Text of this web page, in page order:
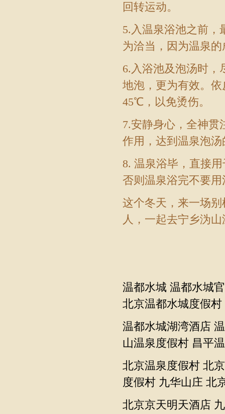
回转运动。
5.入温泉浴池之前，
为洽当，因为温泉
6.入浴池及泡汤时，
地泡，更为有效。
45℃，以免烫伤。
7.安静身心，全神贯
作用，达到温泉泡
8. 温泉浴毕，直接
否则温泉浴完不要
这个冬天，来一场
人，一起去宁乡沩山
温都水城 温都水城
北京温都水城度假村
温都水城湖湾酒店
山温泉度假村 昌平
北京温泉度假村 北
度假村 九华山庄 北
北京京天明天酒店